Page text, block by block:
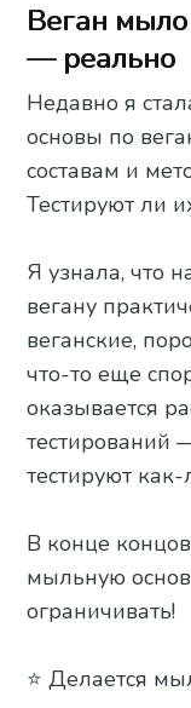
Веган
— реально
Недавно я
основы по
составам и
Тестируют ли
Я узнала, что
вегану
веганские,
что-то еще
оказывается
тестируют
В конце
мыльную
ограничивать!
⭐️ Делается